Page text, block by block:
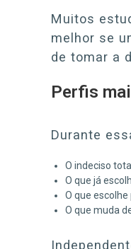
Muitos
melhor se
de tomar a
Perfis
Durante
O indeciso
O que já
O que
O que muda